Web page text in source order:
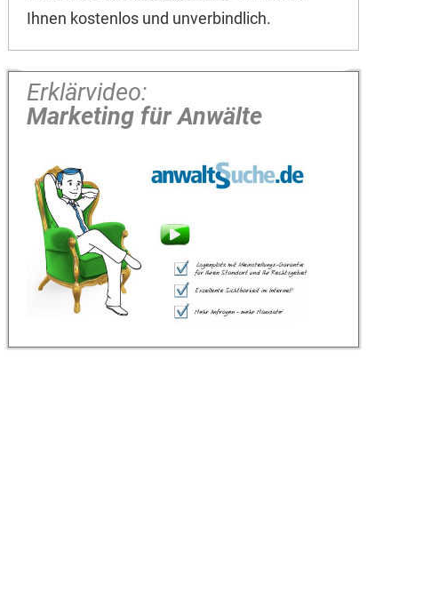
Ihnen kostenlos und unverbindlich.
Erklärvideo:
Marketing für Anwälte